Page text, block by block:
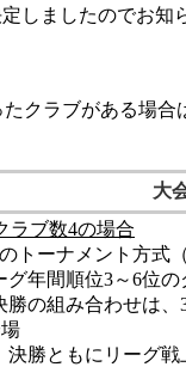
しましたのでお知
クラブがある場
大
ラブ数4の場合
トーナメント方式
グ年間順位3～6位
勝の組み合わせは、
決勝ともにリーグ戦